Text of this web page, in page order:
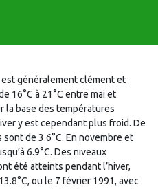
est généralement clément et
16°C à 21°C entre mai et
la base des températures
y est cependant plus froid. De
de 3.6°C. En novembre et
6.9°C. Des niveaux
été atteints pendant l’hiver,
ou le 7 février 1991, avec